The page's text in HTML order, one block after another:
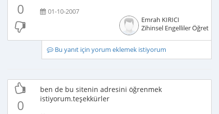
0
01-10-2007
Emrah KIRICI
Zihinsel Engelliler
Bu yanıt için yorum eklemek istiyorum
0
ben de bu sitenin adresini öğrenmek
istiyorum.teşekkürler